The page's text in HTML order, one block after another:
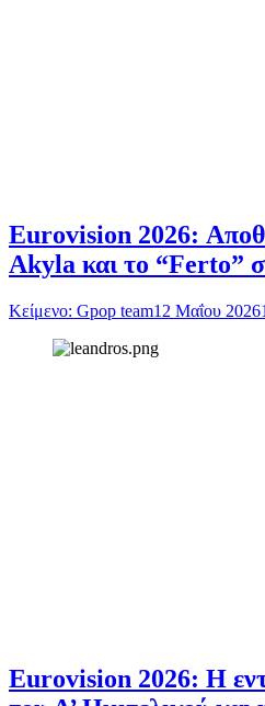
Eurovision 2026:
Akyla και το “Ferto”
Κείμενο: Gpop team12 Μαΐου 2026
Eurovision 2026: Η